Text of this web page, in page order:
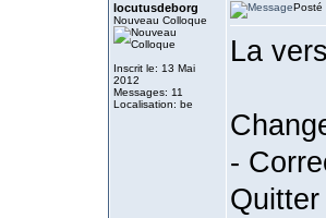
locutusdeborg
Nouveau Colloque
Inscrit le: 13 Mai
2012
Messages: 11
Localisation: be
Posté
La
-